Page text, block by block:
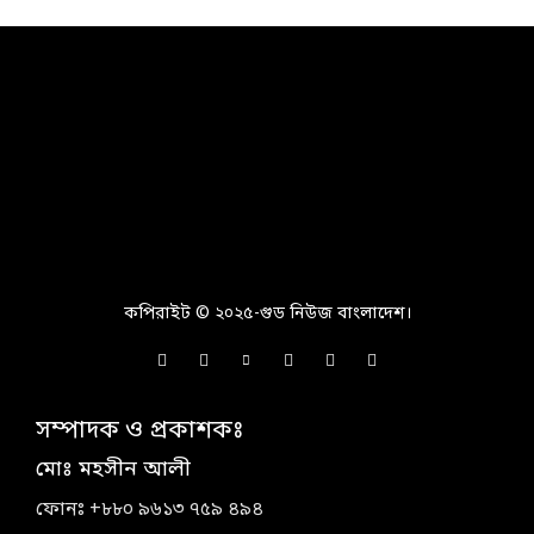
কপিরাইট © ২০২৫-গুড নিউজ বাংলাদেশ।
সম্পাদক ও প্রকাশকঃ
মোঃ মহসীন আলী
ফোনঃ +৮৮০ ৯৬১৩ ৭৫৯ ৪৯৪